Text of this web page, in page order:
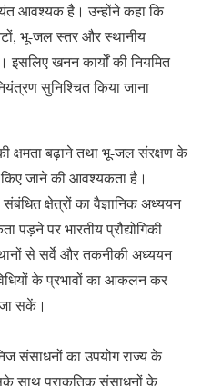
आवश्यक है। उन्होंने कहा कि
भू-जल स्तर और स्थानीय
इसलिए खनन कार्यों की नियमित
सुनिश्चित किया जाना
क्षमता बढ़ाने तथा भू-जल संरक्षण के
किए जाने की आवश्यकता है।
क्षेत्रों का वैज्ञानिक अध्ययन
पड़ने पर भारतीय प्रौद्योगिकी
से सर्वे और तकनीकी अध्ययन
के प्रभावों का आकलन कर
सकें।
संसाधनों का उपयोग राज्य के
साथ प्राकृतिक संसाधनों के